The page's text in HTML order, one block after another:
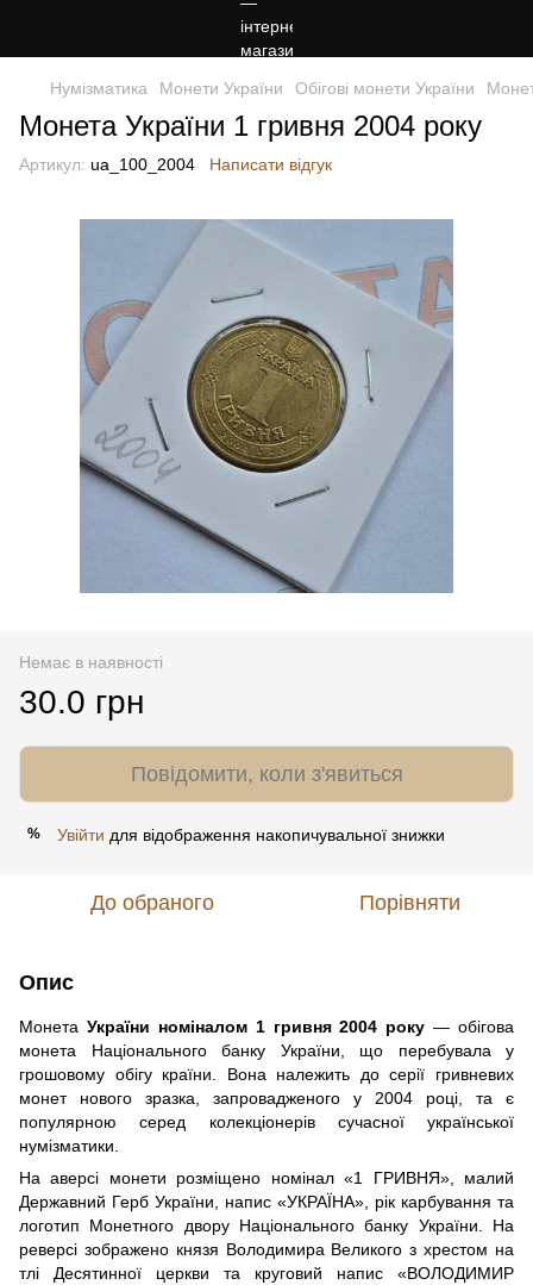
Нумізматика Монети України Обігові монети України
Монета України 1 гривня 2004 року
Артикул: ua_100_2004 Написати відгук
Немає в наявності
30.0 грн
Повідомити, коли з'явиться
% Увійти для відображення накопичувальної знижки
До обраного Порівняти
Опис
Монета України номіналом 1 гривня 2004 року — обігова
монета Національного банку України, що перебувала у
грошовому обігу країни. Вона належить до серії гривневих
монет нового зразка, запровадженого у 2004 році, та є
популярною серед колекціонерів сучасної української
нумізматики.
На аверсі монети розміщено номінал «1 ГРИВНЯ», малий
Державний Герб України, напис «УКРАЇНА», рік карбування та
логотип Монетного двору Національного банку України. На
реверсі зображено князя Володимира Великого з хрестом на
тлі Десятинної церкви та круговий напис «ВОЛОДИМИР